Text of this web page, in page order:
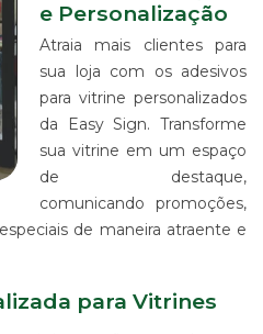
e Personalização
Atraia mais clientes para
sua loja com os adesivos
para vitrine personalizados
da Easy Sign. Transforme
sua vitrine em um espaço
de destaque,
comunicando promoções,
de maneira atraente e
para Vitrines